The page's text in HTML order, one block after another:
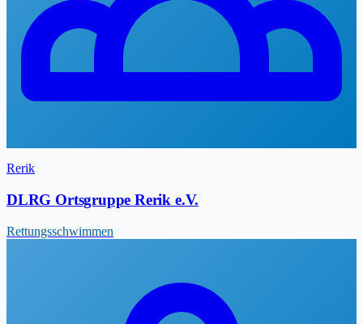
Rerik
DLRG Ortsgruppe Rerik e.V.
Rettungsschwimmen